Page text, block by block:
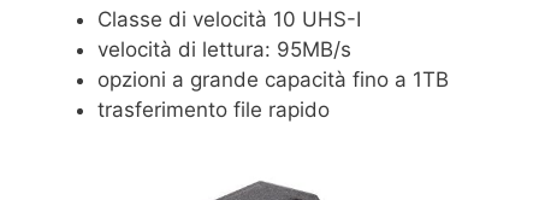
Classe di velocità 10 UHS-I
velocità di lettura: 95MB/s
opzioni a grande capacità fino a 1TB
trasferimento file rapido